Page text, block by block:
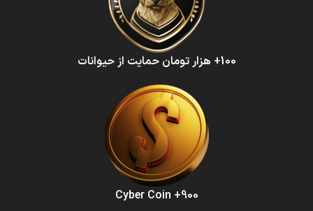
100+ هزار تومان حمایت از حیوانات
900+ Cyber Coin